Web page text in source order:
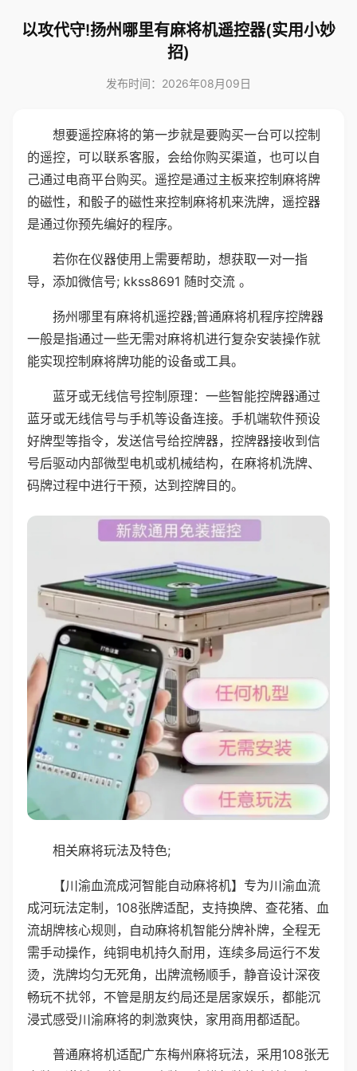
以攻代守!扬州哪里有麻将机遥控器(实用小妙
招)
发布时间：2026年08月09日
想要遥控麻将的第一步就是要购买一台可以控制
的遥控，可以联系客服，会给你购买渠道，也可以自
己通过电商平台购买。遥控是通过主板来控制麻将牌
的磁性，和骰子的磁性来控制麻将机来洗牌，遥控器
是通过你预先编好的程序。
若你在仪器使用上需要帮助，想获取一对一指
导，添加微信号; kkss8691 随时交流 。
扬州哪里有麻将机遥控器;普通麻将机程序控牌器
一般是指通过一些无需对麻将机进行复杂安装操作就
能实现控制麻将牌功能的设备或工具。
蓝牙或无线信号控制原理：一些智能控牌器通过
蓝牙或无线信号与手机等设备连接。手机端软件预设
好牌型等指令，发送信号给控牌器，控牌器接收到信
号后驱动内部微型电机或机械结构，在麻将机洗牌、
码牌过程中进行干预，达到控牌目的。
相关麻将玩法及特色;
【川渝血流成河智能自动麻将机】专为川渝血流
成河玩法定制，108张牌适配，支持换牌、查花猪、血
流胡牌核心规则，自动麻将机智能分牌补牌，全程无
需手动操作，纯铜电机持久耐用，连续多局运行不发
烫，洗牌均匀无死角，出牌流畅顺手，静音设计深夜
畅玩不扰邻，不管是朋友约局还是居家娱乐，都能沉
浸式感受川渝麻将的刺激爽快，家用商用都适配。
普通麻将机适配广东梅州麻将玩法，采用108张无